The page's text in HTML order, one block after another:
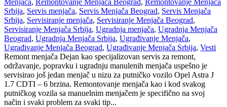
Srbija, Servis menjača, Servis Menjača Beograd, Servis Menjača
Srbija, Servisiranje menjača, Servisiranje Menjača Beograd,
Servisiranje Menjača Srbija, Ugradnja menjača, Ugradnja Menjača
Beograd, Ugradnja Menjača Srbija, Ugrađivanje Menjača,
Ugrađivanje Menjača Beograd, Ugrađivanje Menjača Srbija, Vesti
Remont menjača Dejan kao specijalizovan servis za remont,
održavanje, popravku i ugradnju manulenih menjača uspešno je
servisirao još jedan menjač u nizu za putničko vozilo Opel Astra J
1.7 CDTI – 6 brzina. Remontovanje menjača kao i kod svakog
putničkog vozila sa manuelnim menjačem je specifično na svoj
način i svaki problem za svaki tip...